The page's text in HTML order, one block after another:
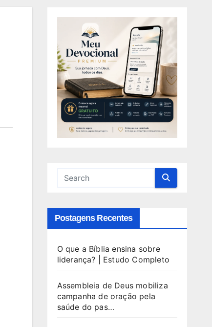
Postagens Recentes
O que a Bíblia ensina sobre
liderança? | Estudo Completo
Assembleia de Deus mobiliza
campanha de oração pela
saúde do pas…